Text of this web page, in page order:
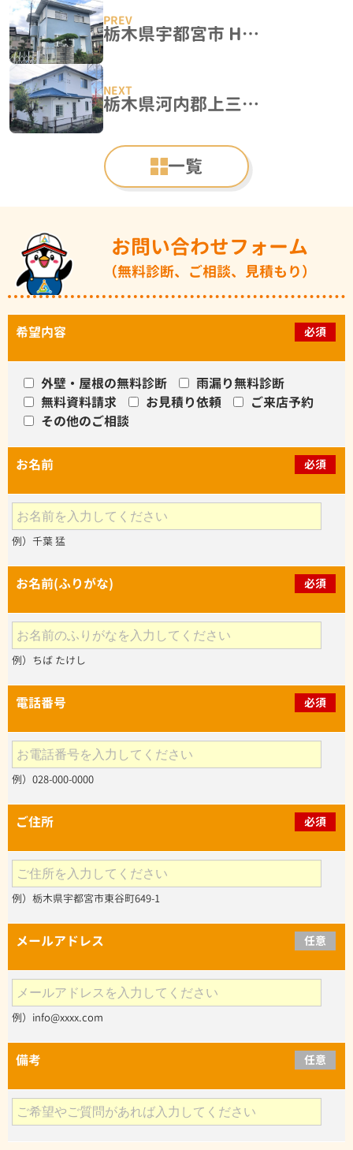
栃木県宇都宮市 H様邸 屋根外壁塗装工事
一覧
栃木県河内郡上三川町 Ｎ様邸 屋根外壁塗装工事・シーリング工事
お問い合わせフォーム
（無料診断、ご相談、見積もり）
希望内容 必須
外壁・屋根の無料診断
雨漏り無料診断
無料資料請求
お見積り依頼
ご来店予約
その他のご相談
お名前 必須
例）千葉 猛
お名前(ふりがな) 必須
例）ちば たけし
電話番号 必須
例）028-000-0000
ご住所 必須
例）栃木県宇都宮市東谷町649-1
メールアドレス 任意
例）info@xxxx.com
備考 任意